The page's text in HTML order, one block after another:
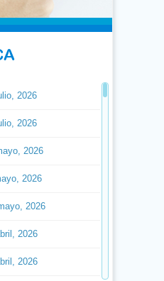
en Zaragoza
al 607 343
todo el
Interesados
en
2026
2026
2026
2026
2026
2026
2026